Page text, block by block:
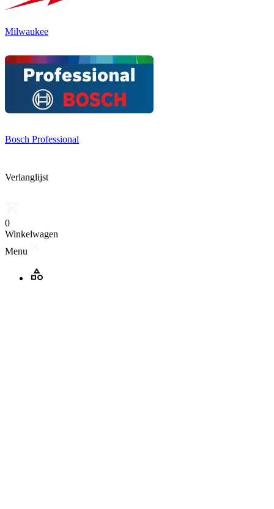
Milwaukee
Bosch Professional
Verlanglijst
0
Winkelwagen
Menu